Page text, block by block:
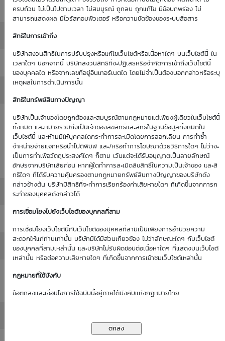
ครบถ้วน ไม่เป็นไปตามเวลา ไม่สมบูรณ์ ถูกลบ ถูกแก้ไข มีข้อบกพร่อง ไม่
สามารถแสดงผล มีไวรัสคอมพิวเตอร์ หรือความขัดข้องของระบบสื่อสาร
สิทธิในการเข้าถึง
บริษัทสงวนสิทธิในการปรับปรุงหรือแก้ไขเว็บไซต์หรือเนื้อหาใดๆ บนเว็บไซต์นี้ ใน
เวลาใดๆ นอกจากนี้ บริษัทสงวนสิทธิที่จะปฏิเสธหรือจำกัดการเข้าถึงเว็บไซต์นี้
ของบุคคลใด หรือจากเลขที่อยู่อินเทอร์เนตใด โดยไม่จำเป็นต้องบอกกล่าวหรือระบุ
เหตุผลในการดำเนินการนั้น
สิทธิในทรัพย์สินทางปัญญา
บริษัทเป็นเจ้าของโดยถูกต้องและสมบูรณ์ตามกฏหมายแต่เพียงผู้เดียวในเว็บไซต์นี้
ทั้งหมด และหมายรวมถึงเป็นเจ้าของลิขสิทธิ์และสิทธิในฐานข้อมูลทั้งหมดใน
เว็บไซต์นี้ และห้ามมิให้บุคคลใดกระทำการละเมิดโดยการลอกเลียน การทำซ้ำ
จำหน่ายจ่ายแจกหรือนำไปตีพิมพ์ และ/หรือทำการโฆษณาด้วยวิธีการใดๆ ไม่ว่าจะ
เป็นการทำเพื่อวัตถุประสงค์ใดๆ ก็ตาม เว้นแต่จะได้รับอนุญาตเป็นลายลักษณ์
อักษรจากบริษัทเสียก่อน หากผู้ใดทำการละเมิดลิขสิทธิ์ในความเป็นเจ้าของ และสิ
ทธิใดๆ ที่ได้รับความคุ้มครองตามกฏหมายทรัพย์สินทางปัญญาของบริษัทดัง
กล่าวข้างต้น บริษัทมีสิทธิที่จะทำการเรียกร้องค่าเสียหายใดๆ ที่เกิดขึ้นจากการก
ระทำของบุคคลดังกล่าวได้
การเชื่อมโยงไปยังเว็บไซต์ของบุคคลที่สาม
การเชื่อมโยงเว็บไซต์นี้กับเว็บไซต์ของบุคคลที่สามเป็นเพียงการอำนวยความ
สะดวกให้แก่ท่านเท่านั้น บริษัทมิได้มีส่วนเกี่ยวข้อง ไม่ว่าลักษณะใดๆ กับเว็บไซต์
ของบุคคลที่สามเหล่านั้น และบริษัทไม่รับผิดชอบต่อเนื้อหาใดๆ ที่แสดงบนเว็บไซต์
เหล่านั้น หรือต่อความเสียหายใดๆ ที่เกิดขึ้นจากการเข้าชมเว็บไซต์เหล่านั้น
กฏหมายที่ใช้บังคับ
ข้อตกลงและเงื่อนไขการใช้ฉบับนี้อยู่ภายใต้บังคับแห่งกฏหมายไทย
Effective Gearing
: 0.00
Sensitivity
Time Decay (%)
: 0.00%
Implied Volatility
Historical
Volatility
: 0.00%(as of 1
Jan 70)
:
0.00%
(as of 1
Jan 70)
Moneyness
: ATM / 0.00%
Delta
: 0.00%
All in Premium
: 0.00%
Intrinsic Value
(THB)